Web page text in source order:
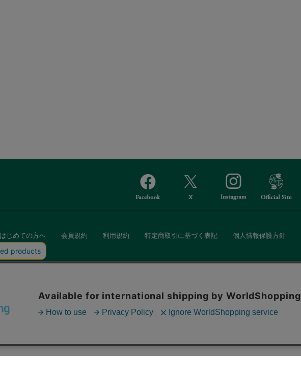
はじめての方へ 会員規約 利用規約 特定商取引に基づく表記 個人情報保護方針
めにクッキーを使用いたします。ボタンから同意の可否を選択してください。選
の使用に同意したことになります。クッキーを通じて収集する情報には「お客
ておりません。詳細は